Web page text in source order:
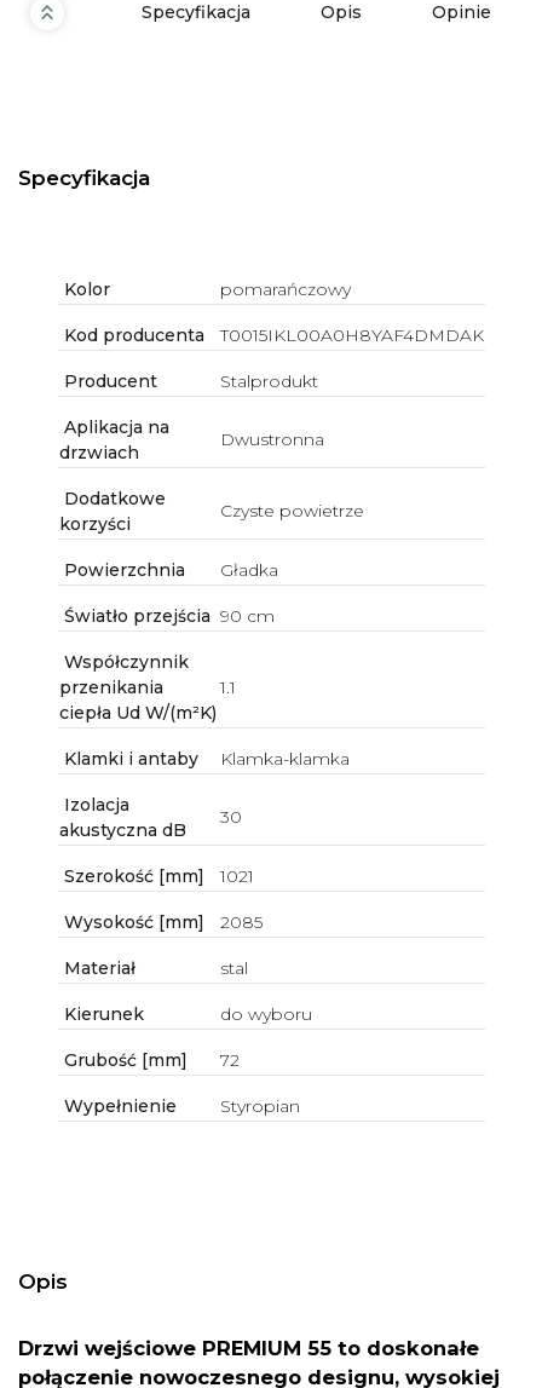
Specyfikacja Opis Opinie
Specyfikacja
Kolor pomarańczowy
Kod producenta T0015IKL00A0H8YAF4DMDAK
Producent Stalprodukt
Aplikacja na
drzwiach
Dwustronna
Dodatkowe
korzyści
Czyste powietrze
Powierzchnia Gładka
Światło przejścia 90 cm
Współczynnik
przenikania
ciepła Ud W/(m²K)
1.1
Klamki i antaby Klamka-klamka
Izolacja
akustyczna dB
30
Szerokość [mm] 1021
Wysokość [mm] 2085
Materiał stal
Kierunek do wyboru
Grubość [mm] 72
Wypełnienie Styropian
Opis
Drzwi wejściowe PREMIUM 55 to doskonałe
połączenie nowoczesnego designu, wysokiej